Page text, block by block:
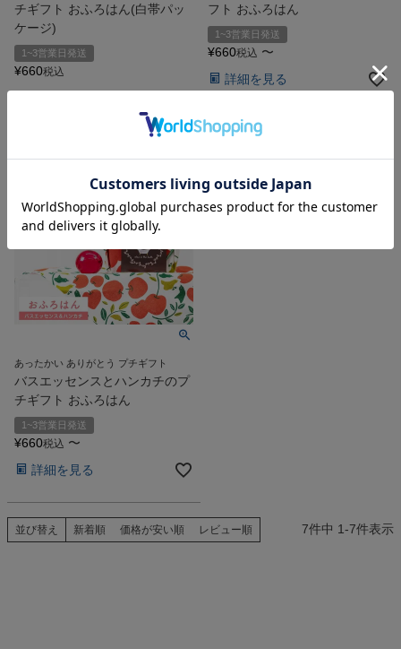
チギフト おふろはん(白帯パッ
ケージ)
1~3営業日発送
¥660税込
フト おふろはん
1~3営業日発送
¥660税込 〜
詳細を見る
あったかい ありがとう プチギフト
バスエッセンスとハンカチのプ
チギフト おふろはん
1~3営業日発送
¥660税込 〜
詳細を見る
並び替え 新着順 価格が安い順 レビュー順 7件中 1-7件表示